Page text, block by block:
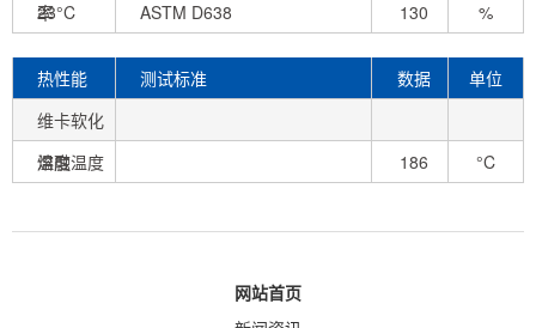
率
23°C ASTM D638 130 %
热性能 测试标准 数据
单位
维卡软化
温度
熔融温度 186 °C
网站首页